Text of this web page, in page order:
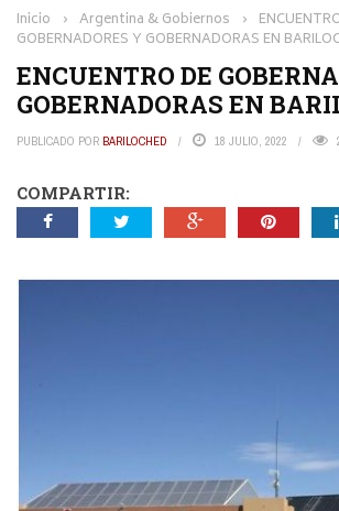
Inicio › Argentina & Gobiernos ›
GOBERNADORES Y GOBERNADORAS EN
ENCUENTRO DE
GOBERNADORAS EN
PUBLICADO POR BARILOCHED 18 JULIO, 2022
COMPARTIR: